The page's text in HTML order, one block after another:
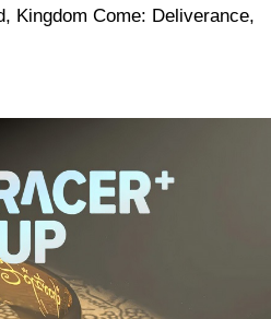
Kingdom Come: Deliverance,